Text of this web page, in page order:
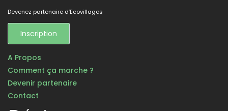
Devenez partenaire d’Ecovillages
Inscription
A Propos
Comment ça marche ?
Devenir partenaire
Contact